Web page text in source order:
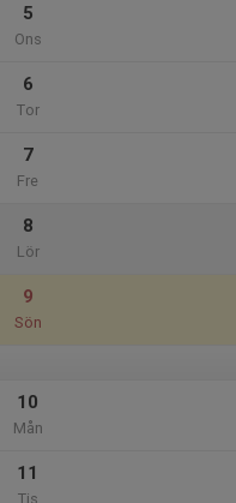
5
Ons
6
Tor
7
Fre
8
Lör
9
Sön
10
Mån
11
Tis